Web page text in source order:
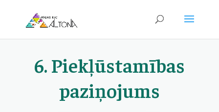
6. Piekļūstamības
paziņojums